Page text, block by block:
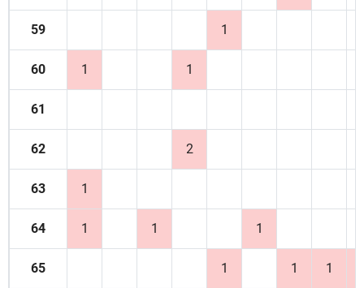
59 1
60 1 1
61
62 2
63 1
64 1 1 1
65 1 1 1